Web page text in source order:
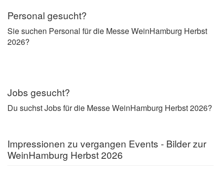
Personal gesucht?
Sie suchen Personal für die Messe WeinHamburg Herbst
2026?
Jobs gesucht?
Du suchst Jobs für die Messe WeinHamburg Herbst 2026?
Impressionen zu vergangen Events - Bilder zur
WeinHamburg Herbst 2026